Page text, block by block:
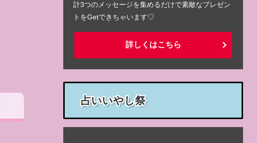
計3つのメッセージを集めるだけで素敵なプレゼン
トをGetできちゃいます♡
詳しくはこちら
占いいやし祭